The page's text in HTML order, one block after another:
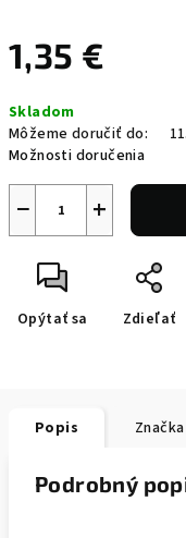
1,35 €
cena:
Skladom
Môžeme doručiť do:
Možnosti doručenia
+
−
Opýtať sa Zdieľať
Popis Značka
Podrobný